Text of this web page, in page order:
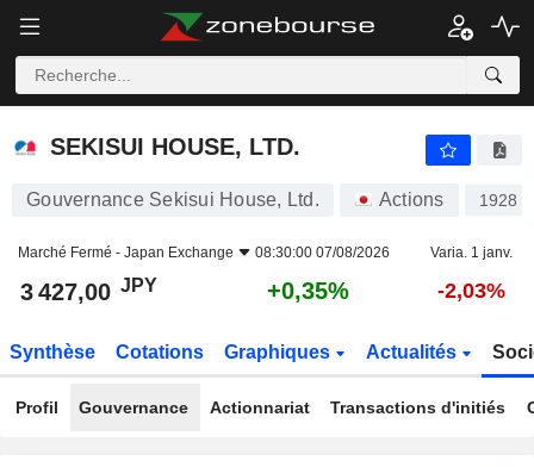
SEKISUI HOUSE, LTD.
SEKISUI HOUSE, LTD.
Gouvernance Sekisui House, Ltd. Actions 1928
Marché Fermé - Japan Exchange 08:30:00 07/08/2026 Varia. 1 janv.
3 427,00 JPY +0,35% -2,03%
Synthèse Cotations Graphiques Actualités
Profil Gouvernance Actionnariat Transactions d'initiés